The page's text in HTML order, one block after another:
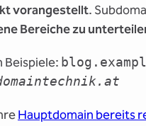
vorangestellt.
Bereiche zu
Beispiele:
Hauptdomain bereits